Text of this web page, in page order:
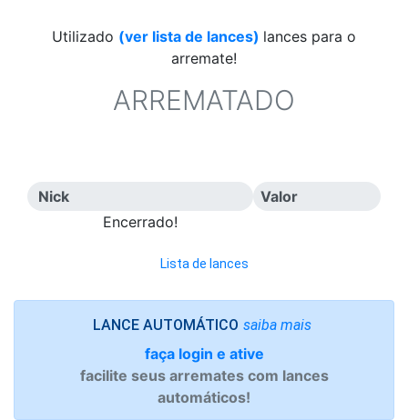
Utilizado (ver lista de lances) lances para o
arremate!
ARREMATADO
Nick
Valor
Encerrado!
Lista de lances
LANCE AUTOMÁTICO saiba mais
faça login e ative
facilite seus arremates com lances
automáticos!